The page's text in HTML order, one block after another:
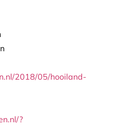
2018/05/hooiland-
?